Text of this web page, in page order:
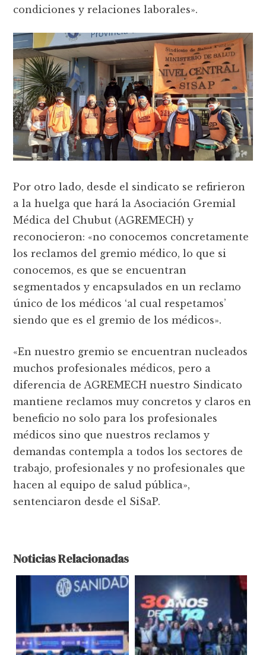
condiciones y relaciones laborales».
Por otro lado, desde el sindicato se refirieron
a la huelga que hará la Asociación Gremial
Médica del Chubut (AGREMECH) y
reconocieron: «no conocemos concretamente
los reclamos del gremio médico, lo que si
conocemos, es que se encuentran
segmentados y encapsulados en un reclamo
único de los médicos ‘al cual respetamos’
siendo que es el gremio de los médicos».
«En nuestro gremio se encuentran nucleados
muchos profesionales médicos, pero a
diferencia de AGREMECH nuestro Sindicato
mantiene reclamos muy concretos y claros en
beneficio no solo para los profesionales
médicos sino que nuestros reclamos y
demandas contempla a todos los sectores de
trabajo, profesionales y no profesionales que
hacen al equipo de salud pública»,
sentenciaron desde el SiSaP.
Noticias Relacionadas